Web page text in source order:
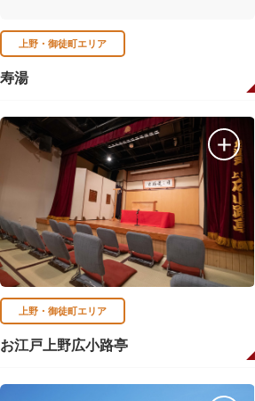
上野・御徒町エリア
寿湯
上野・御徒町エリア
お江戸上野広小路亭